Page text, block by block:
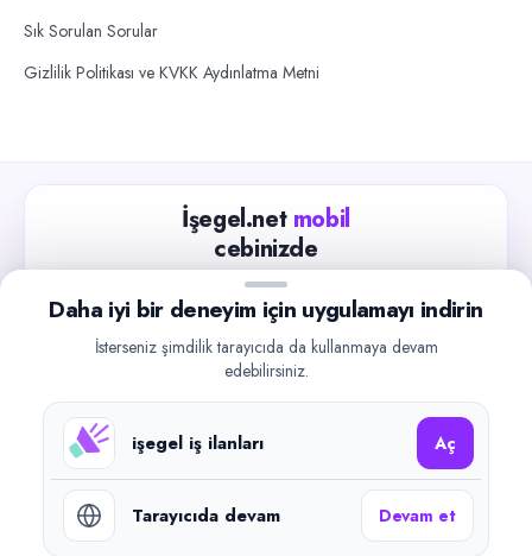
Sık Sorulan Sorular
Gizlilik Politikası ve KVKK Aydınlatma Metni
İşegel.net mobil
cebinizde
Güncel iş ilanlarını takip edin, işverenlerle hızlıca
iletişime geçin.
Google Play
©2026işegel.net. Tüm hakları saklıdır.
Daha iyi bir deneyim için uygulamayı indirin
İsterseniz şimdilik tarayıcıda da kullanmaya devam
edebilirsiniz.
işegel iş ilanları Aç
Tarayıcıda devam Devam et